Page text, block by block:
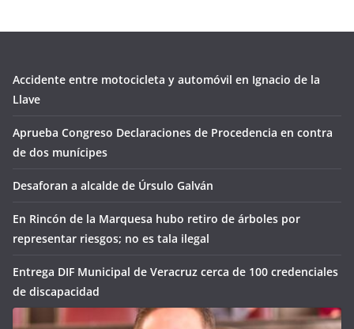
Accidente entre motocicleta y automóvil en Ignacio de la
Llave
Aprueba Congreso Declaraciones de Procedencia en contra
de dos munícipes
Desaforan a alcalde de Úrsulo Galván
En Rincón de la Marquesa hubo retiro de árboles por
representar riesgos; no es tala ilegal
Entrega DIF Municipal de Veracruz cerca de 100 credenciales
de discapacidad